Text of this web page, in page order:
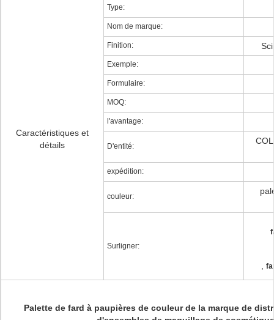
Caractéristiques et
détails
Type:
Nom de marque:
Finition:
Exemple:
Formulaire:
MOQ:
l'avantage:
D'entité:
expédition:
couleur:
Surligner:
Palette de fard à paupières de couleur de la marque de